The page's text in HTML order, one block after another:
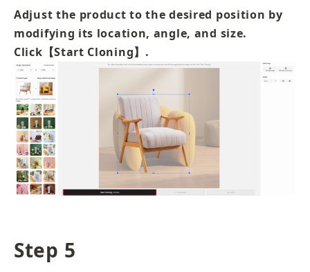
Adjust the product to the desired position by
modifying its location, angle, and size.
Click【Start Cloning】.
Step 5